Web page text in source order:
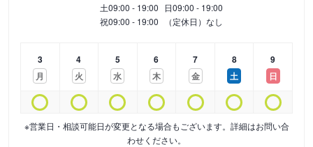
土09:00 - 19:00 日09:00 - 19:00
祝09:00 - 19:00 （定休日）なし
3
月
4
火
5
水
6
木
7
金
8
土
9
日
※営業日・相談可能日が変更となる場合もございます。詳細はお問い合
わせください。